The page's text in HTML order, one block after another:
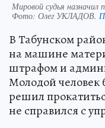
Мировой судья
Фото: Олег УКЛАДОВ.
В Табунском
на машине
штрафом и
Молодой человек
решил
не справился с